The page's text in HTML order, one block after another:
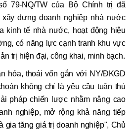
79-NQ/TW của Bộ Chính trị đã
xây dựng doanh nghiệp nhà nước
kinh tế nhà nước, hoạt động hiệu
có năng lực cạnh tranh khu vực
trị hiện đại, công khai, minh bạch.
hóa, thoái vốn gắn với NY/ĐKGD
không chỉ là yêu cầu tuân thủ
pháp chiến lược nhằm nâng cao
nghiệp, mở rộng khả năng tiếp
gia tăng giá trị doanh nghiệp", Chủ